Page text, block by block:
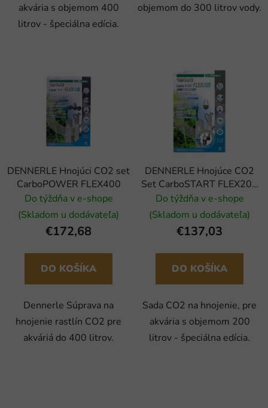
akvária s objemom 400
litrov - špeciálna edícia.
objemom do 300 litrov vody.
DENNERLE Hnojúci CO2 set
CarboPOWER FLEX400
Do týždňa v e-shope
(Skladom u dodávateľa)
€172,68
DO KOŠÍKA
Dennerle Súprava na
hnojenie rastlín CO2 pre
akváriá do 400 litrov.
DENNERLE Hnojúce CO2
Set CarboSTART FLEX200
Special Edition
Do týždňa v e-shope
(Skladom u dodávateľa)
€137,03
DO KOŠÍKA
Sada CO2 na hnojenie, pre
akvária s objemom 200
litrov - špeciálna edícia.